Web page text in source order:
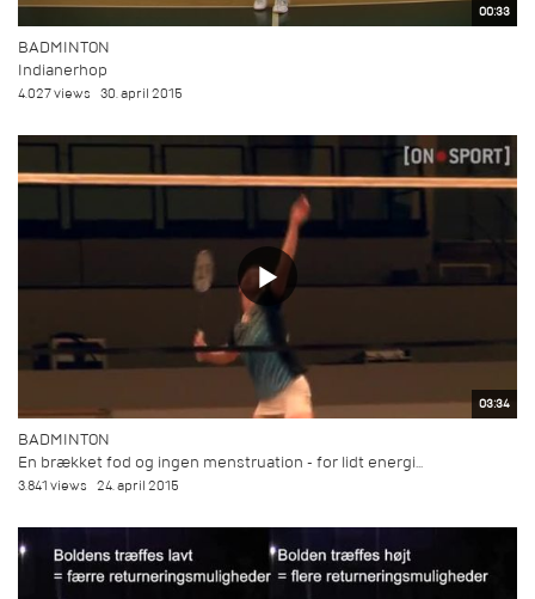
00:33
BADMINTON
Indianerhop
4.027 views 30. april 2015
03:34
BADMINTON
En brækket fod og ingen menstruation - for lidt energi...
3.841 views 24. april 2015